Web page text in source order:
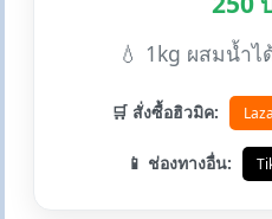
💧 1kg ผสมน้ำไ
🛒 สั่งซื้อฮิวมิค:
📱 ช่องทางอื่น: